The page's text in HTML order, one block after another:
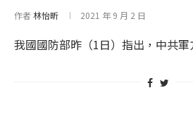
作者林怡昕 2021 年 9 月 2 日
我國國防部昨（1日）指出，中共